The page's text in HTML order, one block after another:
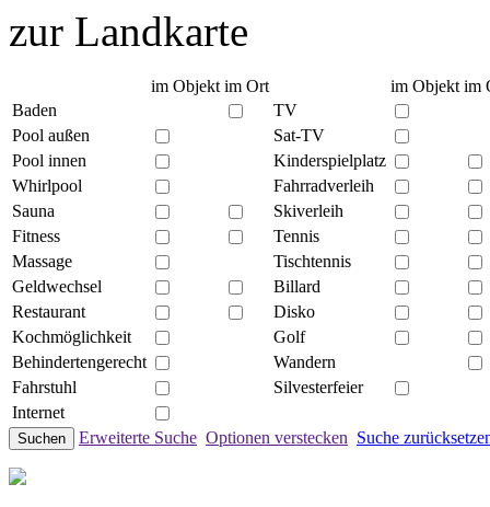
zur Landkarte
im Objekt im Ort im Objekt im
Baden
TV
Pool außen
Sat-TV
Pool innen
Kinderspielplatz
Whirlpool
Fahrradverleih
Sauna
Skiverleih
Fitness
Tennis
Massage
Tischtennis
Geldwechsel
Billard
Restaurant
Disko
Kochmöglichkeit
Golf
Behindertengerecht
Wandern
Fahrstuhl
Silvesterfeier
Internet
Suchen Erweiterte Suche Optionen verstecken Suche